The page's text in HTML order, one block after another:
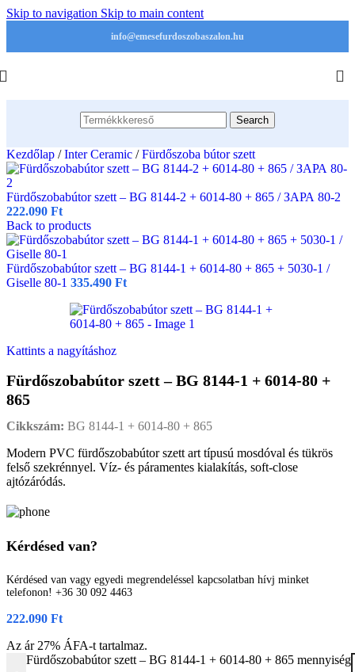
Skip to navigation Skip to main content
info@emesefurdoszobaszalon.hu
Search
Kezdőlap / Inter Ceramic / Fürdőszoba bútor szett
Fürdőszobabútor szett – BG 8144-2 + 6014-80 + 865 / ЗАРА 80-2
222.090 Ft
Back to products
Fürdőszobabútor szett – BG 8144-1 + 6014-80 + 865 + 5030-1 /
Giselle 80-1 335.490 Ft
Kattints a nagyításhoz
Fürdőszobabútor szett – BG 8144-1 + 6014-80 +
865
Cikkszám: BG 8144-1 + 6014-80 + 865
Modern PVC fürdőszobabútor szett art típusú mosdóval és tükrös
felső szekrénnyel. Víz- és páramentes kialakítás, soft-close
ajtózáródás.
Kérdésed van?
Kérdésed van vagy egyedi megrendeléssel kapcsolatban hívj minket
telefonon! +36 30 092 4463
222.090 Ft
Az ár 27% ÁFA-t tartalmaz.
Fürdőszobabútor szett – BG 8144-1 + 6014-80 + 865 mennyiség